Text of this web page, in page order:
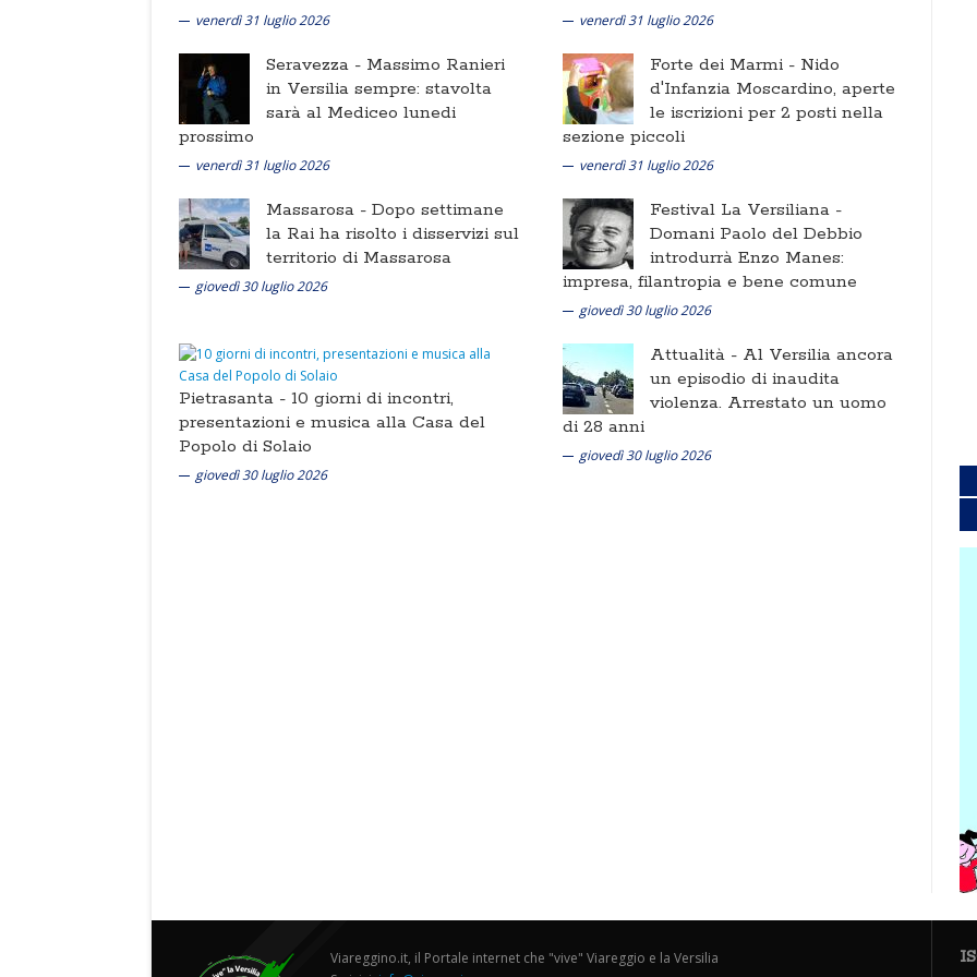
venerdì 31 luglio 2026 venerdì 31 luglio 2026
Seravezza - Massimo Ranieri
in Versilia sempre: stavolta
sarà al Mediceo lunedi
prossimo
venerdì 31 luglio 2026
Forte dei Marmi - Nido
d'Infanzia Moscardino, aperte
le iscrizioni per 2 posti nella
sezione piccoli
venerdì 31 luglio 2026
Massarosa - Dopo settimane
la Rai ha risolto i disservizi sul
territorio di Massarosa
giovedì 30 luglio 2026
Festival La Versiliana -
Domani Paolo del Debbio
introdurrà Enzo Manes:
impresa, filantropia e bene comune
giovedì 30 luglio 2026
Pietrasanta - 10 giorni di incontri,
presentazioni e musica alla Casa del
Popolo di Solaio
giovedì 30 luglio 2026
Attualità - Al Versilia ancora
un episodio di inaudita
violenza. Arrestato un uomo
di 28 anni
giovedì 30 luglio 2026
Viareggino.it, il Portale internet che "vive" Viareggio e la Versilia